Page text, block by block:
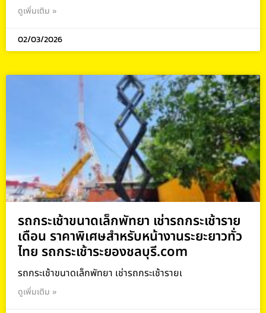
ดูเพิ่มเติม »
02/03/2026
รถกระเช้าขนาดเล็กพัทยา เช่ารถกระเช้าราย
เดือน ราคาพิเศษสำหรับหน้างานระยะยาวทั่ว
ไทย รถกระเช้าระยองชลบุรี.com
รถกระเช้าขนาดเล็กพัทยา เช่ารถกระเช้ารายเ
ดูเพิ่มเติม »